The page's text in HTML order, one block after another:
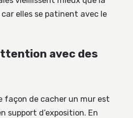
elles se patinent avec le
avec des
façon de cacher un mur est
support d’exposition. En